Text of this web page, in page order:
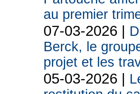
au premier
07-03-2026 |
Berck, le
projet et les
05-03-2026 |